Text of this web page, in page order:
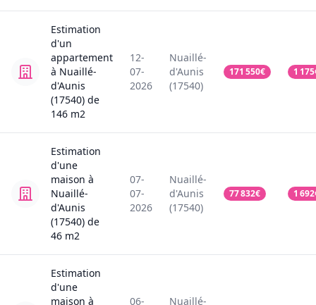
Estimation
d'un
appartement
à Nuaillé-
d'Aunis
(17540) de
146 m2
12-
07-
2026
Nuaillé-
d'Aunis
(17540)
171 550€ 1 175
Estimation
d'une
maison à
Nuaillé-
d'Aunis
(17540) de
46 m2
07-
07-
2026
Nuaillé-
d'Aunis
(17540)
77 832€ 1 692
Estimation
d'une
maison à
06-
Nuaillé-